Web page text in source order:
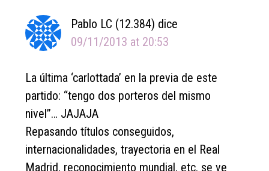
Pablo LC (12.384) dice
09/11/2013 at 20:53
La última ‘carlottada’ en la previa de este
partido: “tengo dos porteros del mismo
nivel”… JAJAJA
Repasando títulos conseguidos,
internacionalidades, trayectoria en el Real
Madrid, reconocimiento mundial, etc. se ve